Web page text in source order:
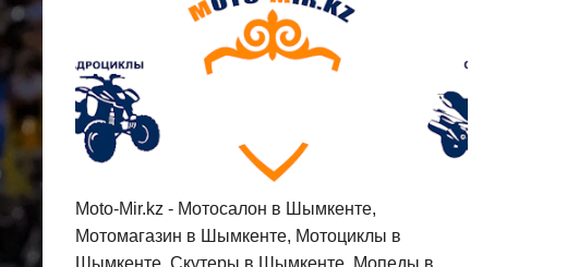
Moto-Mir.kz - Мотосалон в Шымкенте,
Мотомагазин в Шымкенте, Мотоциклы в
Шымкенте, Скутеры в Шымкенте, Мопеды в